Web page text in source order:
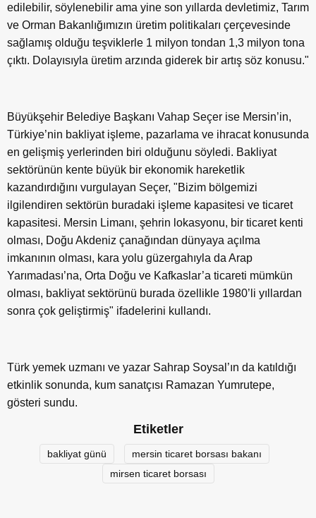
edilebilir, söylenebilir ama yine son yıllarda devletimiz, Tarım
ve Orman Bakanlığımızın üretim politikaları çerçevesinde
sağlamış olduğu teşviklerle 1 milyon tondan 1,3 milyon tona
çıktı. Dolayısıyla üretim arzında giderek bir artış söz konusu."
Büyükşehir Belediye Başkanı Vahap Seçer ise Mersin’in,
Türkiye’nin bakliyat işleme, pazarlama ve ihracat konusunda
en gelişmiş yerlerinden biri olduğunu söyledi. Bakliyat
sektörünün kente büyük bir ekonomik hareketlik
kazandırdığını vurgulayan Seçer, "Bizim bölgemizi
ilgilendiren sektörün buradaki işleme kapasitesi ve ticaret
kapasitesi. Mersin Limanı, şehrin lokasyonu, bir ticaret kenti
olması, Doğu Akdeniz çanağından dünyaya açılma
imkanının olması, kara yolu güzergahıyla da Arap
Yarımadası’na, Orta Doğu ve Kafkaslar’a ticareti mümkün
olması, bakliyat sektörünü burada özellikle 1980’li yıllardan
sonra çok geliştirmiş" ifadelerini kullandı.
Türk yemek uzmanı ve yazar Sahrap Soysal’ın da katıldığı
etkinlik sonunda, kum sanatçısı Ramazan Yumrutepe,
gösteri sundu.
Etiketler
bakliyat günü
mersin ticaret borsası bakanı
mirsen ticaret borsası